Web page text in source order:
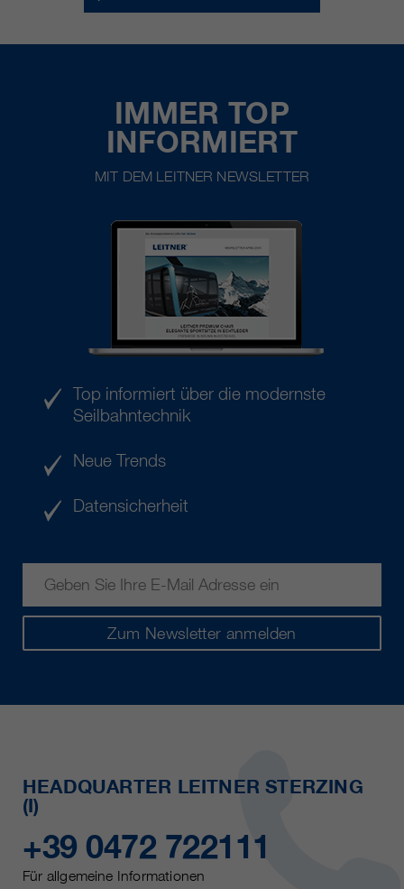
IMMER TOP
INFORMIERT
MIT DEM LEITNER NEWSLETTER
Zum Newsletter anmelden
Top informiert über die modernste
Seilbahntechnik
Neue Trends
Datensicherheit
HEADQUARTER LEITNER STERZING
(I)
+39 0472 722111
Für allgemeine Informationen